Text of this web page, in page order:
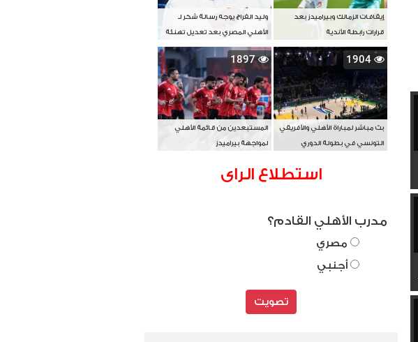
إيقافات الزمالك وبيراميدز بعد
قرارات رابطة الأندية
وليد الفراج يوجه رسالة شكر لـ
الأهلي المصري بعد تعديل تهنئة
بطل آسيا
1904
بث مباشر لمباراة الأهلي والأفريقي
التونسي في بطولة الدوري
1897
المستبعدين من قائمة الأهلي
لمواجهة بيراميدز
استطلاع الراى
مدرب الأهلي القادم؟
مصري
أجنبي
تصويت